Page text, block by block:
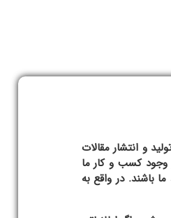
و انتشار مقالات
وجود کسب و کار ما
باشند. در واقع به